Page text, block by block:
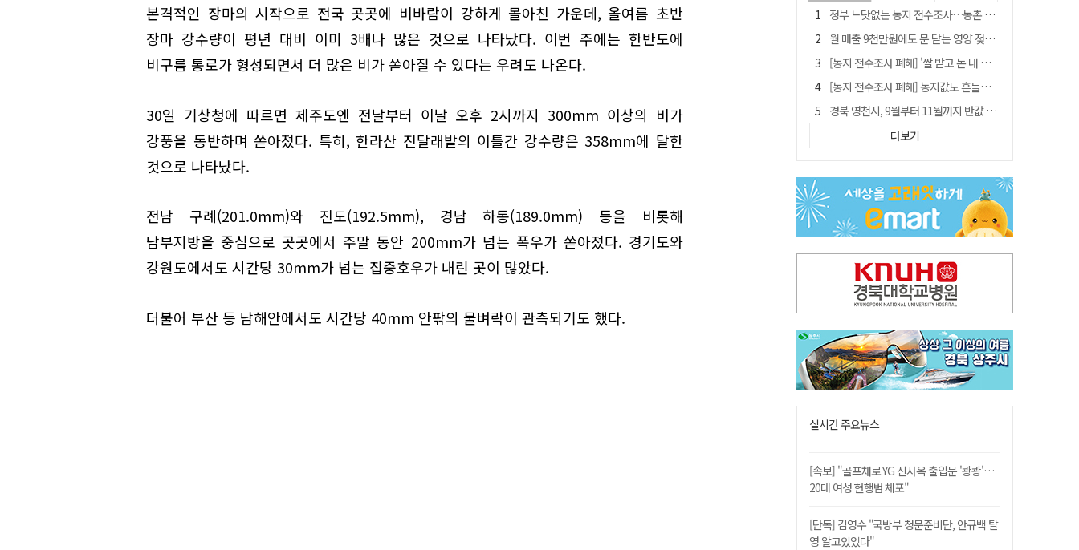
본격적인 장마의 시작으로 전국 곳곳에 비바람이 강하게 몰아친 가운데, 올여름 초반
장마 강수량이 평년 대비 이미 3배나 많은 것으로 나타났다. 이번 주에는 한반도에
비구름 통로가 형성되면서 더 많은 비가 쏟아질 수 있다는 우려도 나온다.
30일 기상청에 따르면 제주도엔 전날부터 이날 오후 2시까지 300mm 이상의 비가
강풍을 동반하며 쏟아졌다. 특히, 한라산 진달래밭의 이틀간 강수량은 358mm에 달한
것으로 나타났다.
전남 구례(201.0mm)와 진도(192.5mm), 경남 하동(189.0mm) 등을 비롯해
남부지방을 중심으로 곳곳에서 주말 동안 200mm가 넘는 폭우가 쏟아졌다. 경기도와
강원도에서도 시간당 30mm가 넘는 집중호우가 내린 곳이 많았다.
더불어 부산 등 남해안에서도 시간당 40mm 안팎의 물벼락이 관측되기도 했다.
정부 느닷없는 농지 전수조사…농촌 들쑤시는 '경자유전'의 칼날
월 매출 9천만원에도 문 닫는 영양 젖소농장… "일할 사람이 없어"
[농지 전수조사 폐해] '쌀 받고 논 내 준' 도지농 이제 어쩌나?
[농지 전수조사 폐해] 농지값도 흔들리나…"도지 막히면 헐값 매물 나올 수도"
경북 영천시, 9월부터 11월까지 반값 여행 혜택 제공
'솔리다임 IPO 추진설' SK하이닉스, 주가 9% 급락
[농지 전수조사 폐해] 실경작농·청년농 부담도 커진다
아쉬운 태클
김주수 전 의성군수 공덕비 결국 철거… 문화재법 위반 원상복구
더보기
실시간 주요뉴스
[속보] "골프채로 YG 신사옥 출입문 '쾅쾅'…
20대 여성 현행범 체포"
[단독] 김영수 "국방부 청문준비단, 안규백 탈
영 알고있었다"